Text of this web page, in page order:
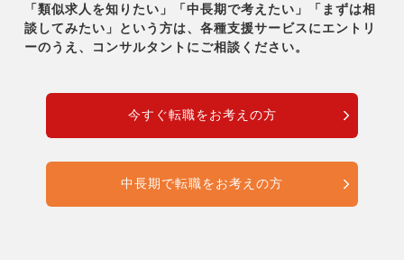
「類似求人を知りたい」「中長期で考えたい」「まずは相
談してみたい」という方は、各種支援サービスにエントリ
ーのうえ、コンサルタントにご相談ください。
今すぐ転職をお考えの方
中長期で転職をお考えの方